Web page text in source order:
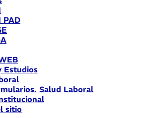
PAD
Estudios
Salud Laboral
sitio